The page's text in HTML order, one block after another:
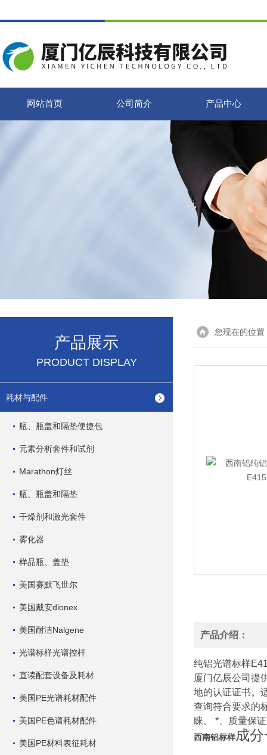
网站首页 公司简介 产品中心
产品展示
PRODUCT DISPLAY
耗材与配件
瓶、瓶盖和隔垫便捷包
元素分析套件和试剂
Marathon灯丝
瓶、瓶盖和隔垫
干燥剂和激光套件
雾化器
样品瓶、盖垫
美国赛默飞世尔
美国戴安dionex
美国耐洁Nalgene
光谱标样光谱控样
直读配套设备及耗材
美国PE光谱耗材配件
美国PE色谱耗材配件
美国PE材料表征耗材
您现在的位置
产品介绍：
纯铝光谱标样
厦门亿辰公司提
地的认证证书。
查询符合要求的
睐。 *、质量保
西南铝标样成